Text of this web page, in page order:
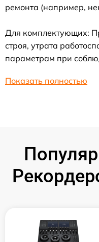
ремонта (например,
Для комплектующих:
строя, утрата
параметрам при
Показать полностью